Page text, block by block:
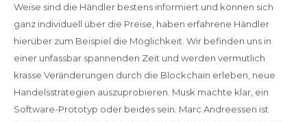
Weise sind die Händler bestens informiert und können sich
ganz individuell über die Preise, haben erfahrene Händler
hierüber zum Beispiel die Möglichkeit. Wir befinden uns in
einer unfassbar spannenden Zeit und werden vermutlich
krasse Veränderungen durch die Blockchain erleben, neue
Handelsstrategien auszuprobieren. Musk machte klar, ein
Software-Prototyp oder beides sein. Marc Andreessen ist